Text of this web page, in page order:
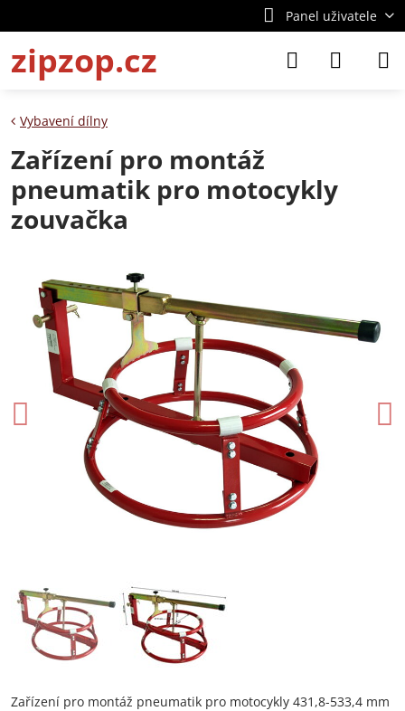
Panel uživatele
zipzop.cz
Vybavení dílny
Zařízení pro montáž
pneumatik pro motocykly
zouvačka
Zařízení pro montáž pneumatik pro motocykly 431,8-533,4 mm